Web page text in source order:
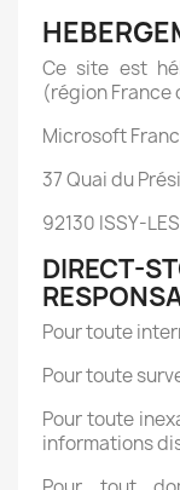
Ce site est
(région France
Microsoft
37 Quai du
92130 ISSY-
DIRECT-
Pour toute
Pour toute
Pour toute
informations